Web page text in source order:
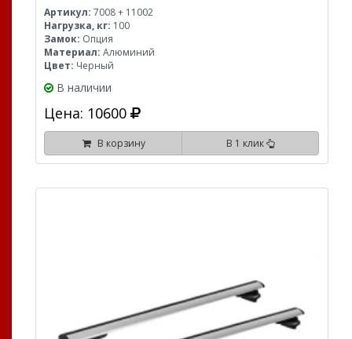
Артикул: 7008 + 11002
Нагрузка, кг: 100
Замок: Опция
Материал: Алюминий
Цвет: Черный
В наличии
Цена: 10600
В корзину В 1 клик